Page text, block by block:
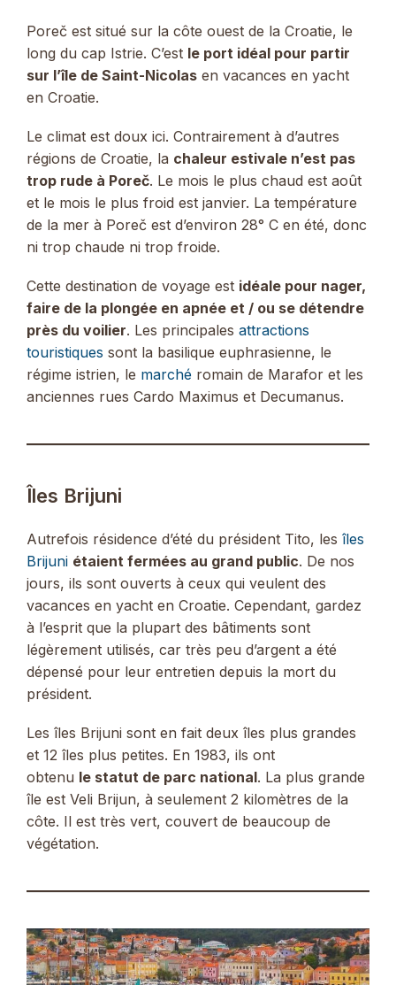
Poreč est situé sur la côte ouest de la Croatie, le
long du cap Istrie. C’est le port idéal pour partir
sur l’île de Saint-Nicolas en vacances en yacht
en Croatie.
Le climat est doux ici. Contrairement à d’autres
régions de Croatie, la chaleur estivale n’est pas
trop rude à Poreč. Le mois le plus chaud est août
et le mois le plus froid est janvier. La température
de la mer à Poreč est d’environ 28° C en été, donc
ni trop chaude ni trop froide.
Cette destination de voyage est idéale pour nager,
faire de la plongée en apnée et / ou se détendre
près du voilier. Les principales attractions
touristiques sont la basilique euphrasienne, le
régime istrien, le marché romain de Marafor et les
anciennes rues Cardo Maximus et Decumanus.
Îles Brijuni
Autrefois résidence d’été du président Tito, les îles
Brijuni étaient fermées au grand public. De nos
jours, ils sont ouverts à ceux qui veulent des
vacances en yacht en Croatie. Cependant, gardez
à l’esprit que la plupart des bâtiments sont
légèrement utilisés, car très peu d’argent a été
dépensé pour leur entretien depuis la mort du
président.
Les îles Brijuni sont en fait deux îles plus grandes
et 12 îles plus petites. En 1983, ils ont
obtenu le statut de parc national. La plus grande
île est Veli Brijun, à seulement 2 kilomètres de la
côte. Il est très vert, couvert de beaucoup de
végétation.